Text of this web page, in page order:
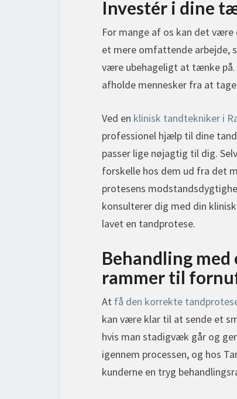
Investér i dine
For mange af os kan det
et mere omfattende arbejde,
være ubehageligt at tænke
afholde mennesker fra at
Ved en klinisk tandtekniker i
professionel hjælp til dine
passer lige nøjagtig til dig.
forskelle hos dem ud fra det
protesens
konsulterer dig med din
lavet en tandprotese.
Behandling
rammer til
At få den korrekte
kan være klar til at sende et
hvis man stadigvæk går og
igennem processen, og hos
kunderne en tryg